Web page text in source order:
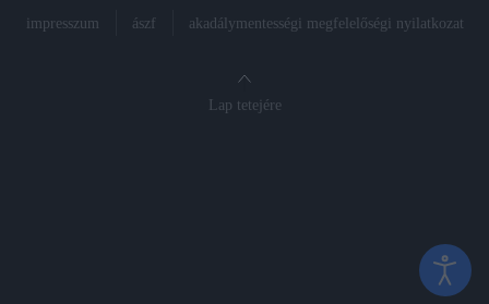
impresszum ászf akadálymentességi megfelelőségi nyilatkozat
Lap tetejére